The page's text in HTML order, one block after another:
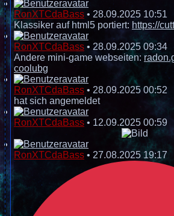
RonXTCdaBass • 28.09.2025 10:51
Klassiker auf html5 portiert: https://
RonXTCdaBass • 28.09.2025 09:34
Andere mini-game webseiten:
coolubg
RonXTCdaBass • 28.09.2025 00:52
hat sich angemeldet
RonXTCdaBass • 12.09.2025 00:59
RonXTCdaBass • 27.08.2025 19:17